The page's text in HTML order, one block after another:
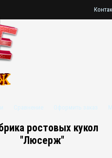
Сравнение Оформить заказ
ростовых кукол
"Люсерж"